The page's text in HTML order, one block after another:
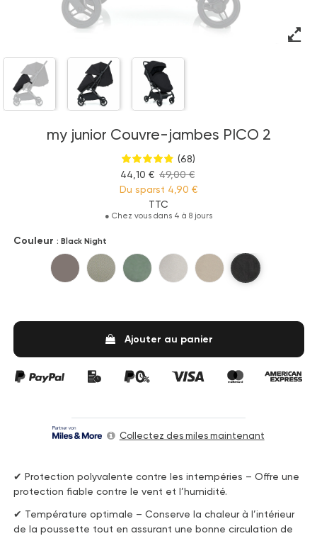
my junior Couvre-jambes PICO 2
(68)
44,10 € 49,00 €
Du sparst 4,90 €
TTC
● Chez vous dans 4 à 8 jours
Couleur : Black Night
Hazel Pistacchio Green
Sage GreenStone GreyChai LatteBlack Night
Ajouter au panier
Collectez des miles maintenant
✔ Protection polyvalente contre les intempéries – Offre une
protection fiable contre le vent et l’humidité.
✔ Température optimale – Conserve la chaleur à l’intérieur
de la poussette tout en assurant une bonne circulation de